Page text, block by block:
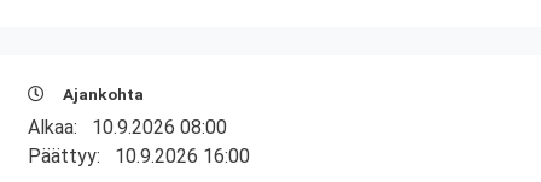
Ajankohta
Alkaa: 10.9.2026 08:00
Päättyy: 10.9.2026 16:00